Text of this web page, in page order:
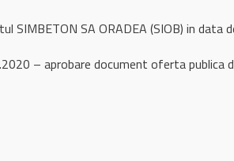
SIMBETON SA ORADEA (SIOB) in data
– aprobare document oferta publica